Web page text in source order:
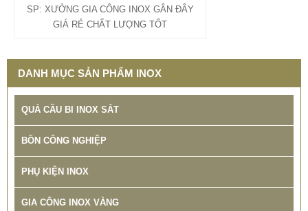
SP: XƯỞNG GIA CÔNG INOX GÂN ĐÂY
GIÁ RẺ CHẤT LƯỢNG TỐT
DANH MỤC SẢN PHẨM INOX
QUẢ CẦU BI INOX SẮT
BỒN CÔNG NGHIỆP
PHỤ KIỆN INOX
GIA CÔNG INOX VÀNG
NAI VŨNG TÀU
65.800 VNĐ 68.500 VNĐ